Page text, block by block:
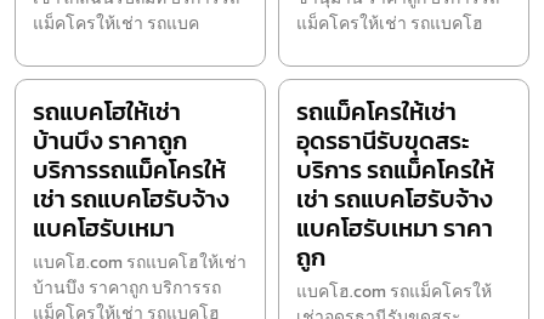
แม็คโครให้เช่า รถแบค
แม็คโครให้เช่า รถแบคโฮ
รถแบคโฮให้เช่า
บ้านบึง ราคาถูก
บริการรถแม็คโครให้
เช่า รถแบคโฮรับจ้าง
แบคโฮรับเหมา
แบคโฮ.com รถแบคโฮให้เช่า
บ้านบึง ราคาถูก บริการรถ
รถแม็คโครให้เช่า
อุดรธานีรับขุดสระ
บริการ รถแม็คโครให้
เช่า รถแบคโฮรับจ้าง
แบคโฮรับเหมา ราคา
ถูก
แบคโฮ.com รถแม็คโครให้